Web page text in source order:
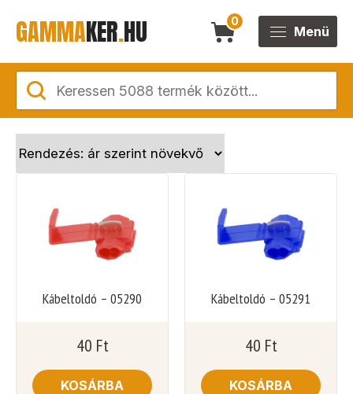
GAMMAKER.HU 0
Menü
Kábeltoldó – 05290
40 Ft
KOSÁRBA
Kábeltoldó – 05291
40 Ft
KOSÁRBA